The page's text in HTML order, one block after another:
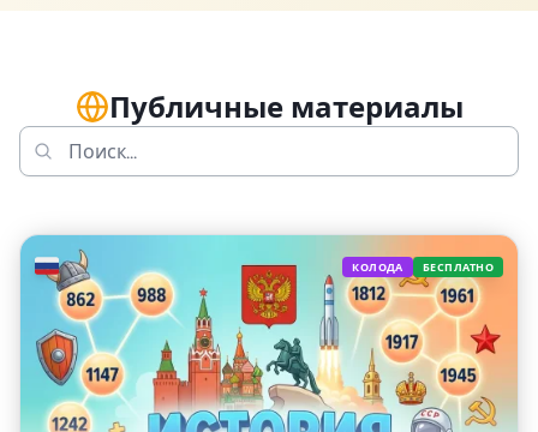
Публичные материалы
🇷🇺 КОЛОДА БЕСПЛАТНО